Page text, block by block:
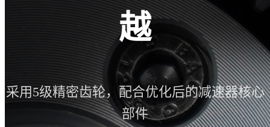
越
采用5级精密齿轮，配合优化后的减速器核心
部件